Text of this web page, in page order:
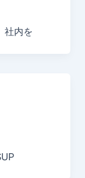
社内を